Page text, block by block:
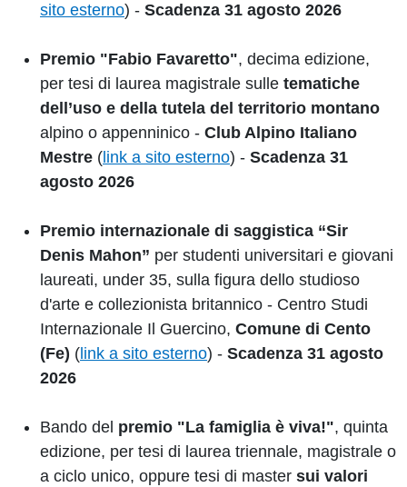
sito esterno) - Scadenza 31 agosto 2026
Premio "Fabio Favaretto", decima edizione,
per tesi di laurea magistrale sulle tematiche
dell’uso e della tutela del territorio montano
alpino o appenninico - Club Alpino Italiano
Mestre ( link a sito esterno) - Scadenza 31
agosto 2026
Premio internazionale di saggistica “Sir
Denis Mahon” per studenti universitari e giovani
laureati, under 35, sulla figura dello studioso
d'arte e collezionista britannico - Centro Studi
Internazionale Il Guercino, Comune di Cento
(Fe) ( link a sito esterno) - Scadenza 31 agosto
2026
Bando del premio "La famiglia è viva!", quinta
edizione, per tesi di laurea triennale, magistrale o
a ciclo unico, oppure tesi di master sui valori